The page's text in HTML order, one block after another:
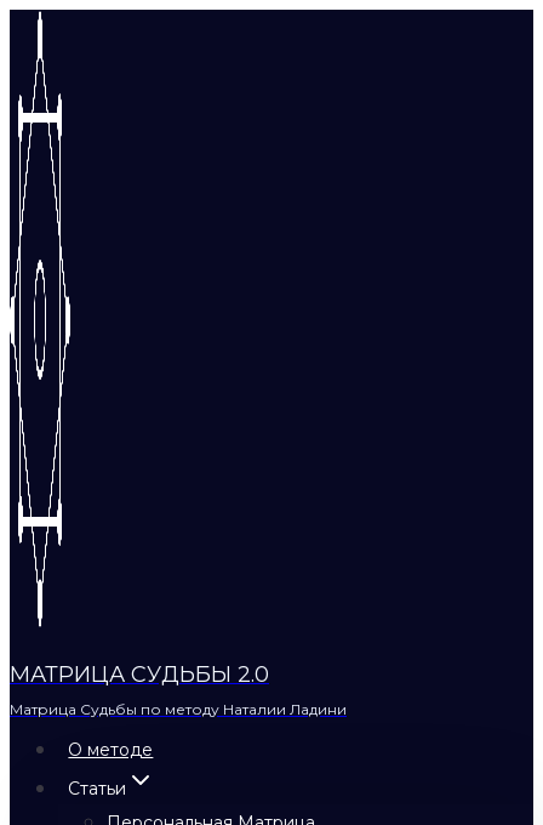
Перейти
содержимому
МАТРИЦА СУДЬБЫ 2.0
Матрица Судьбы по методу Наталии Ладини
О методе
Статьи